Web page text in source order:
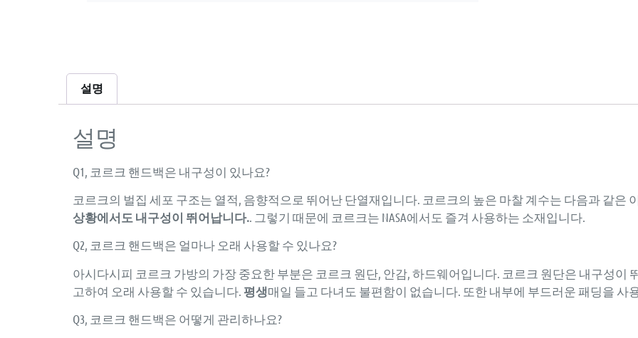
설명
설명
Q1, 코르크 핸드백은 내구성이 있나요?
코르크의 벌집 세포 구조는 열적, 음향적으로 뛰어난 단열재입니다. 코르크의 높은 마찰 계수는 다음과 같은
상황에서도 내구성이 뛰어납니다. . 그렇기 때문에 코르크는 NASA에서도 즐겨 사용하는 소재입니다.
Q2, 코르크 핸드백은 얼마나 오래 사용할 수 있나요?
아시다시피 코르크 가방의 가장 중요한 부분은 코르크 원단, 안감, 하드웨어입니다. 코르크 원단은 내구성이
고하여 오래 사용할 수 있습니다. 평생매일 들고 다녀도 불편함이 없습니다. 또한 내부에 부드러운 패딩을 사
Q3, 코르크 핸드백은 어떻게 관리하나요?